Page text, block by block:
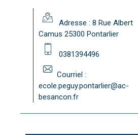
Adresse : 8 Rue Albert
Camus 25300 Pontarlier
0381394496
Courriel :
ecole.peguy.pontarlier@ac-
besancon.fr